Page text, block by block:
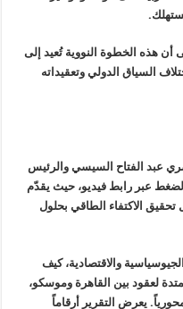
.
أن هذه الخطوة النووية تُعيد إلى
السياق الدولي وتعقيداته
عبد الفتاح السيسي والرئيس
عبر رابط فيديو، حيث يقدّم
تحقيق الاكتفاء الطاقي بحلول
الجيوسياسية والاقتصادية، كيف
لعقود بين القاهرة وموسكو،
يعرض التقرير أرقاماً